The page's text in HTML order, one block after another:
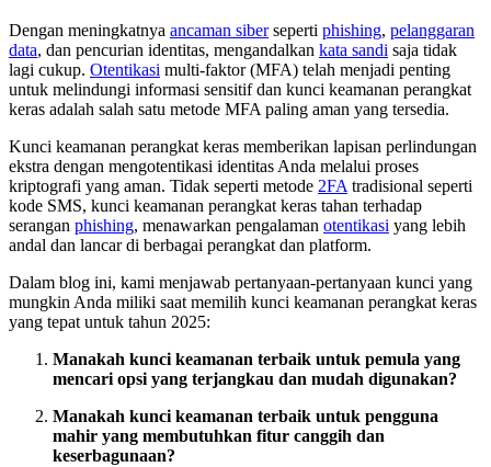
Dengan meningkatnya ancaman siberseperti phishing, pelanggaran
data, dan pencurian identitas, mengandalkan kata sandi saja tidak
lagi cukup. Otentikasi multi-faktor (MFA) telah menjadi penting
untuk melindungi informasi sensitif dan kunci keamanan perangkat
keras adalah salah satu metode MFA paling aman yang tersedia.
Kunci keamanan perangkat keras memberikan lapisan perlindungan
ekstra dengan mengotentikasi identitas Anda melalui proses
kriptografi yang aman. Tidak seperti metode 2FA tradisional seperti
kode SMS, kunci keamanan perangkat keras tahan terhadap
serangan phishing, menawarkan pengalaman otentikasi yang lebih
andal dan lancar di berbagai perangkat dan platform.
Dalam blog ini, kami menjawab pertanyaan-pertanyaan kunci yang
mungkin Anda miliki saat memilih kunci keamanan perangkat keras
yang tepat untuk tahun 2025:
Manakah kunci keamanan terbaik untuk pemula yang
mencari opsi yang terjangkau dan mudah digunakan?
Manakah kunci keamanan terbaik untuk pengguna
mahir yang membutuhkan fitur canggih dan
keserbagunaan?